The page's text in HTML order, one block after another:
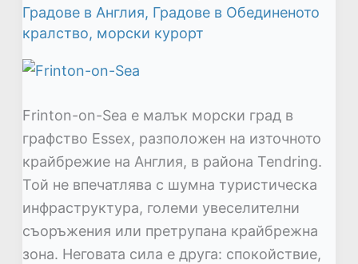
Градове в Англия, Градове в Обединеното
кралство, морски курорт
Frinton-on-Sea е малък морски град в
графство Essex, разположен на източното
крайбрежие на Англия, в района Tendring.
Той не впечатлява с шумна туристическа
инфраструктура, големи увеселителни
съоръжения или претрупана крайбрежна
зона. Неговата сила е друга: спокойствие,